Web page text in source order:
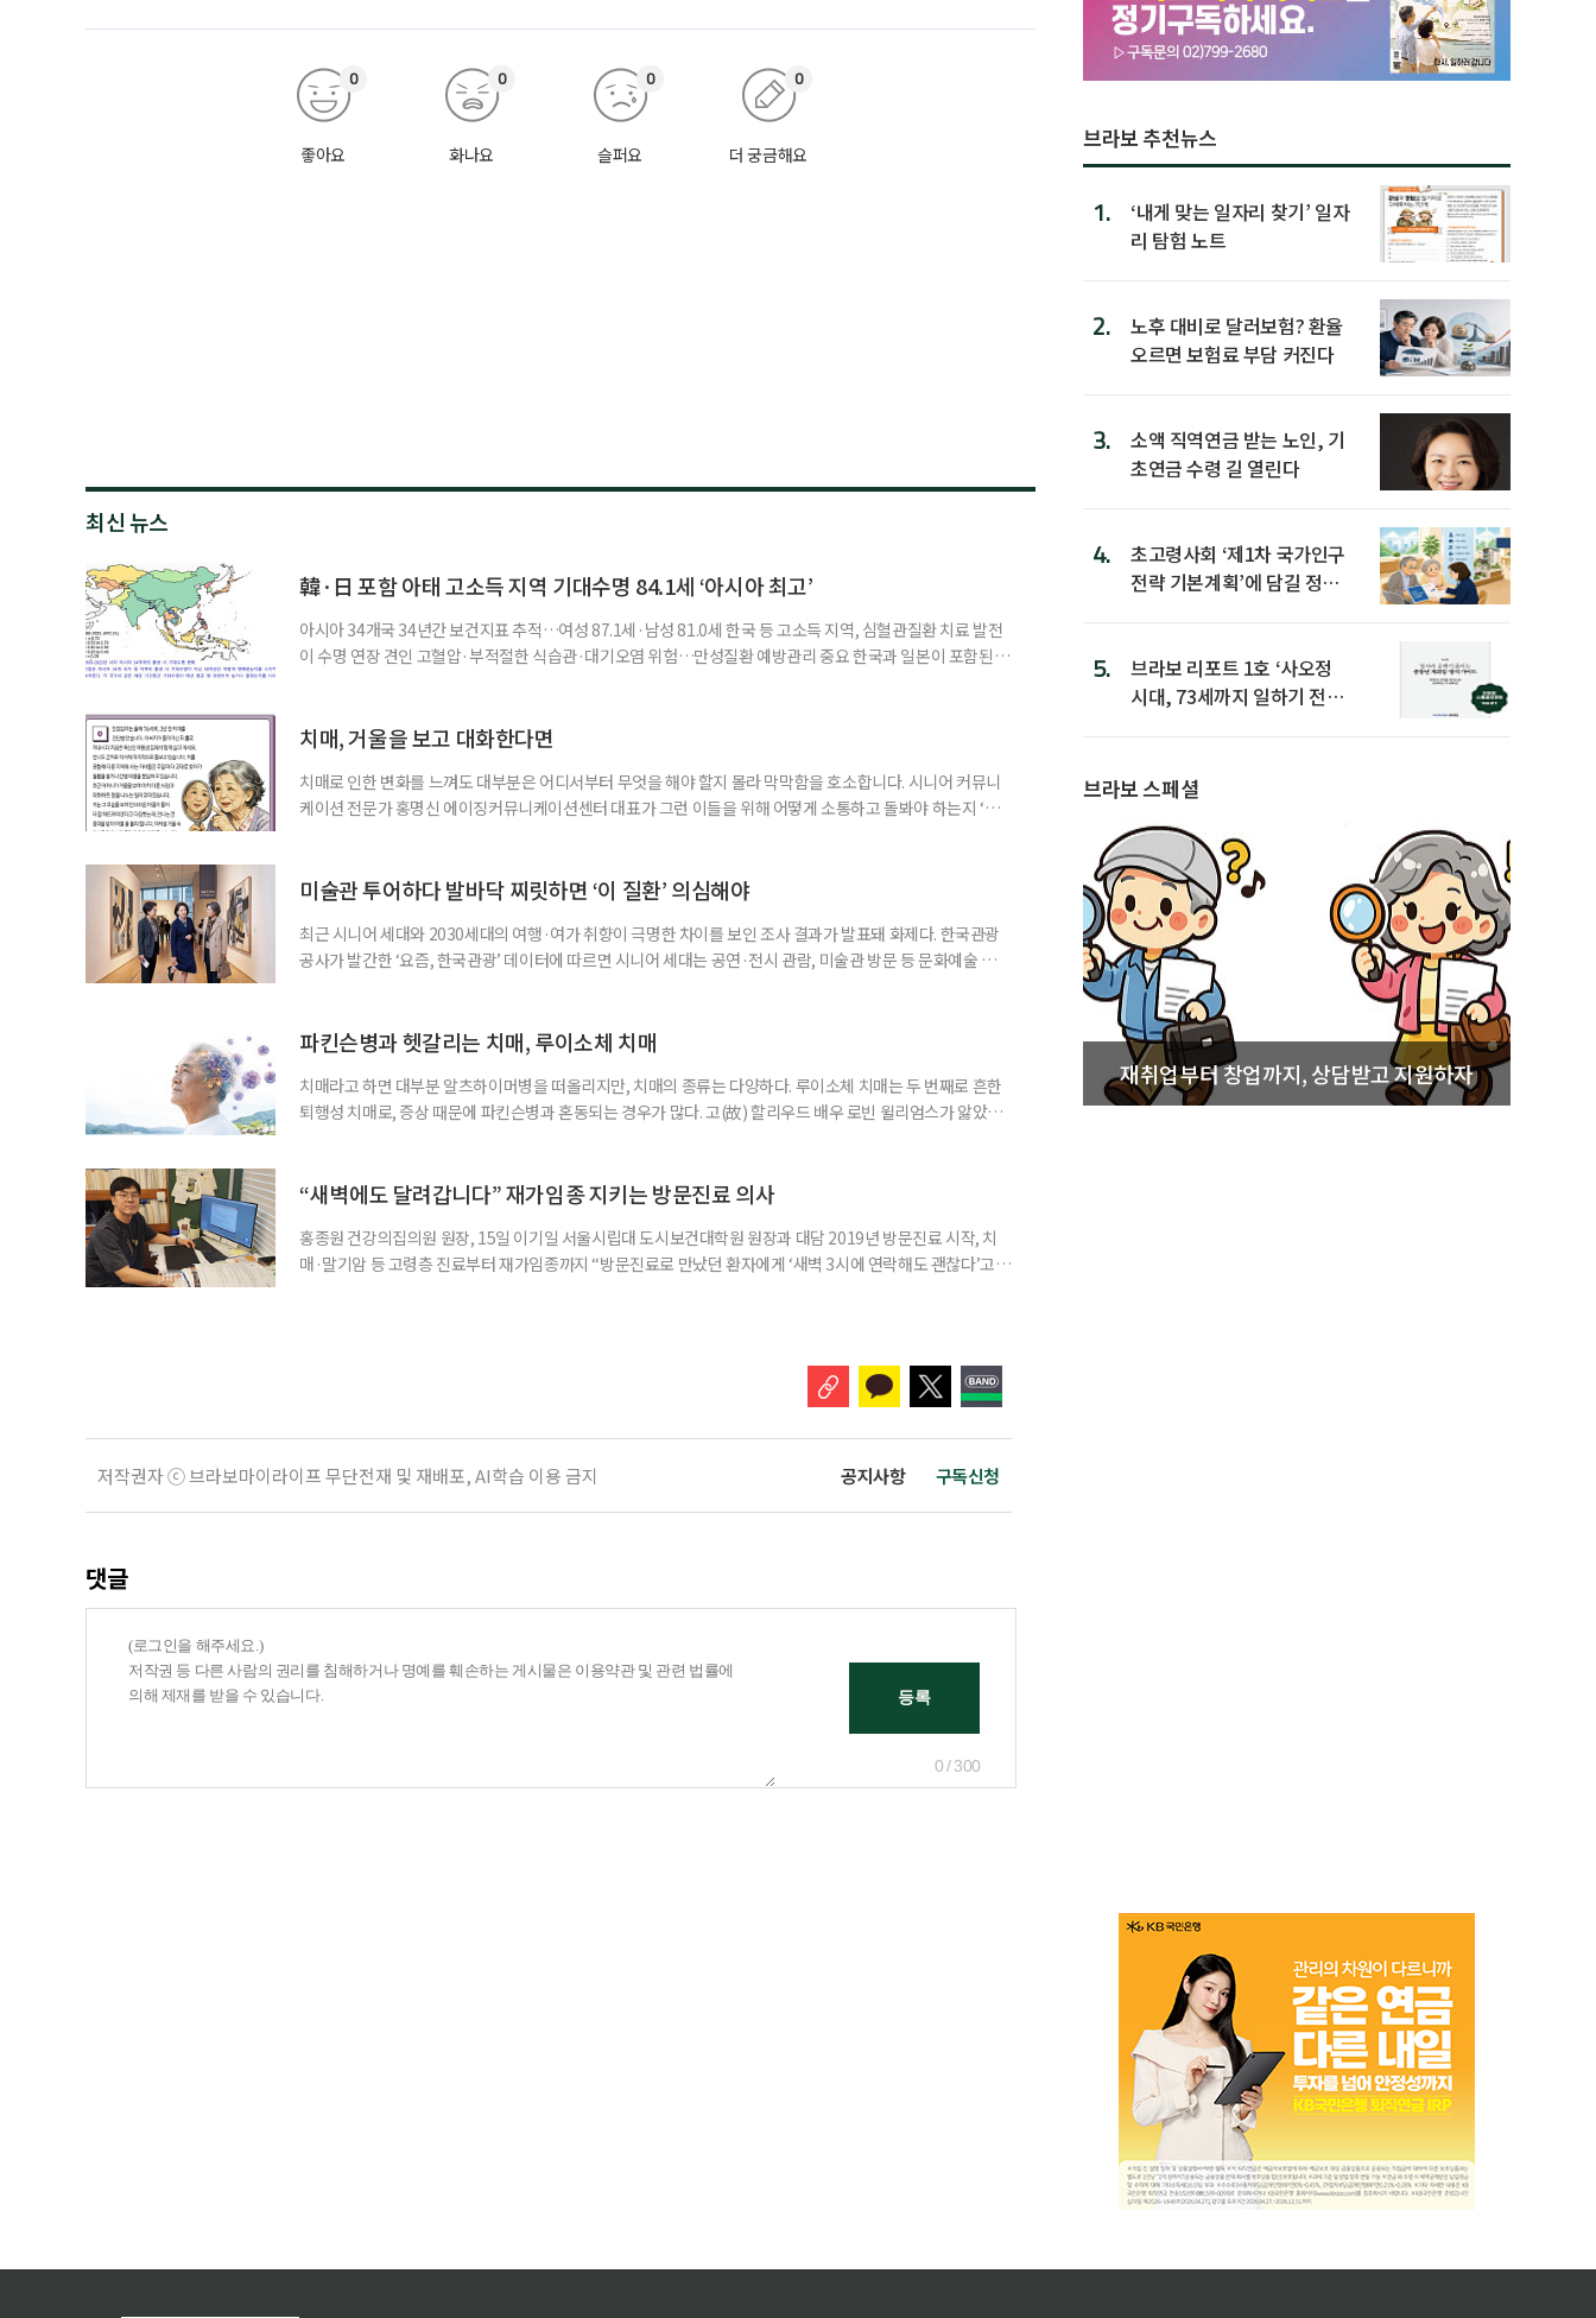
좋아요
0
화나요
0
슬퍼요
0
더 궁금해요
0
최신 뉴스
韓·日 포함 아태 고소득 지역 기대수명 84.1세 ‘아시아 최고’
아시아 34개국 34년간 보건지표 추적…여성 87.1세·남성 81.0세 한국 등 고소득 지역, 심혈관질환 치료 발전
이 수명 연장 견인 고혈압·부적절한 식습관·대기오염 위험…만성질환 예방관리 중요 한국과 일본이 포함된 아
분석한 장기 추적 결과를 발표했다. 이번 연구에는 고려대와 경희대를 비롯해 연세대, 워싱턴대 보건계량평
치매, 거울을 보고 대화한다면
치매로 인한 변화를 느껴도 대부분은 어디서부터 무엇을 해야 할지 몰라 막막함을 호소합니다. 시니어 커뮤니
케이션 전문가 홍명신 에이징커뮤니케이션센터 대표가 그런 이들을 위해 어떻게 소통하고 돌봐야 하는지 ‘치
어릴 때는 거울 속 모습을 다른 사람으로 인식했습니다. 대개 두 살 무렵이 되면 ‘거울 속의 나’를 알아보지요.
미술관 투어하다 발바닥 찌릿하면 ‘이 질환’ 의심해야
최근 시니어 세대와 2030세대의 여행·여가 취향이 극명한 차이를 보인 조사 결과가 발표돼 화제다. 한국관광
공사가 발간한 ‘요즘, 한국관광’ 데이터에 따르면 시니어 세대는 공연·전시 관람, 미술관 방문 등 문화예술 공간
보여준다. 일각에선 취업난과 경제적 불확실성 속에 2030세대는 심리적 휴식과 복잡한 생각을 비워내는
파킨슨병과 헷갈리는 치매, 루이소체 치매
치매라고 하면 대부분 알츠하이머병을 떠올리지만, 치매의 종류는 다양하다. 루이소체 치매는 두 번째로 흔한
퇴행성 치매로, 증상 때문에 파킨슨병과 혼동되는 경우가 많다. 고(故) 할리우드 배우 로빈 윌리엄스가 앓았던
야 한다. 루이소체는 알파시뉴클레인(Alpha-synuclein)이라는 단백질이 비정상적으로 응집해 만
“새벽에도 달려갑니다” 재가임종 지키는 방문진료 의사
홍종원 건강의집의원 원장, 15일 이기일 서울시립대 도시보건대학원 원장과 대담 2019년 방문진료 시작, 치
매·말기암 등 고령층 진료부터 재가임종까지 “방문진료로 만났던 환자에게 ‘새벽 3시에 연락해도 괜찮다’고
저작권자 ⓒ 브라보마이라이프 무단전재 및 재배포, AI학습 이용 금지 공지사항 구독신청
댓글
0 / 300
브라보 추천뉴스
1.
‘내게 맞는 일자리 찾기’ 일자
리 탐험 노트
2.
노후 대비로 달러보험? 환율
오르면 보험료 부담 커진다
3.
소액 직역연금 받는 노인, 기
초연금 수령 길 열린다
4.
초고령사회 ‘제1차 국가인구
전략 기본계획’에 담길 정책
5.
브라보 리포트 1호 ‘사오정
시대, 73세까지 일하기 전략’
브라보 스페셜
재취업부터 창업까지, 상담받고 지원하자